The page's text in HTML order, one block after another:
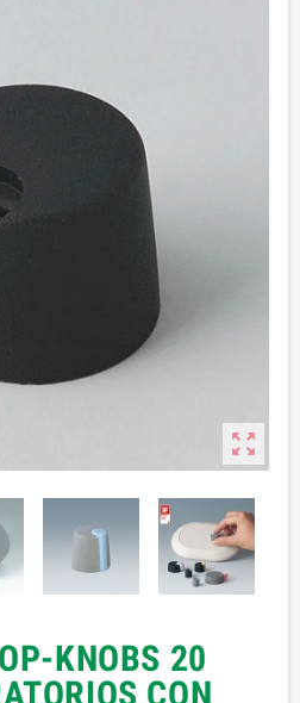

KNOBS 20
CON